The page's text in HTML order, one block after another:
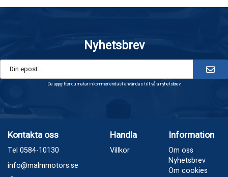
Nyhetsbrev
De uppgifter du matar in kommer endast användas till våra nyhetsbrev.
Kontakta oss
Tel 0584-10130
info@malmmotors.se
Handla
Villkor
Information
Om oss
Nyhetsbrev
Om cookies